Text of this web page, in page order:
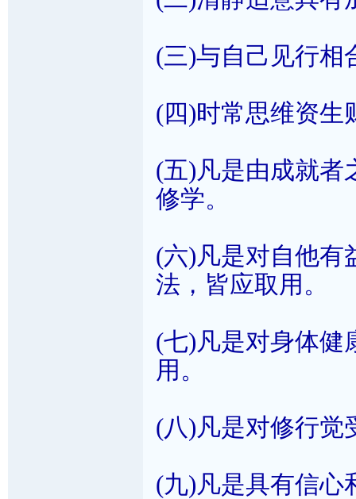
(三)与自己见行相
(四)时常思维资生
(五)凡是由成就者
修学。
(六)凡是对自他有
法，皆应取用。
(七)凡是对身体健
用。
(八)凡是对修行觉
(九)凡是具有信心